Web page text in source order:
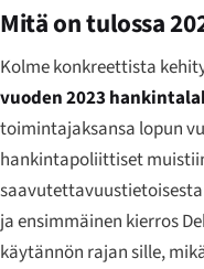
Mitä on tulossa
Kolme konkreettista
vuoden 2023
toimintajaksansa lopun
hankintapoliittiset
ja ensimmäinen kierros
käytännön rajan sille,